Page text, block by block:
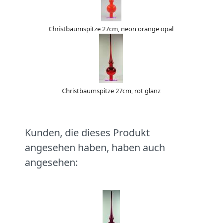
Christbaumspitze 27cm, neon orange opal
Christbaumspitze 27cm, rot glanz
Kunden, die dieses Produkt
angesehen haben, haben auch
angesehen: